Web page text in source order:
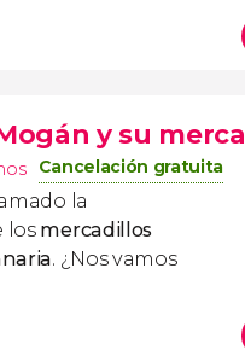
y su
Cancelación gratuita
la
los mercadillos
. ¿Nos vamos